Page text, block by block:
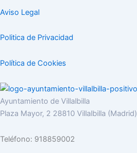
Aviso Legal
Politica de Privacidad
Política de Cookies
Ayuntamiento de Villalbilla
Plaza Mayor, 2 28810 Villalbilla (Madrid)
Teléfono: 918859002